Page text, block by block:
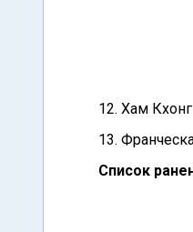
12. Хам
13.
Список